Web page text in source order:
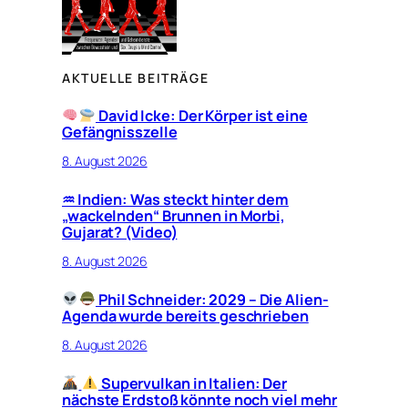
AKTUELLE BEITRÄGE
David Icke: Der Körper ist eine
Gefängnisszelle
8. August 2026
♒︎ Indien: Was steckt hinter dem
„wackelnden“ Brunnen in Morbi,
Gujarat? (Video)
8. August 2026
Phil Schneider: 2029 – Die Alien-
Agenda wurde bereits geschrieben
8. August 2026
Supervulkan in Italien: Der
nächste Erdstoß könnte noch viel mehr